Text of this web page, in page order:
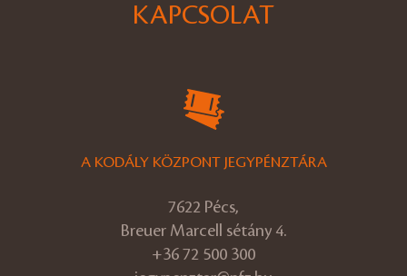
KAPCSOLAT
A KODÁLY KÖZPONT JEGYPÉNZTÁRA
7622 Pécs,
Breuer Marcell sétány 4.
+36 72 500 300